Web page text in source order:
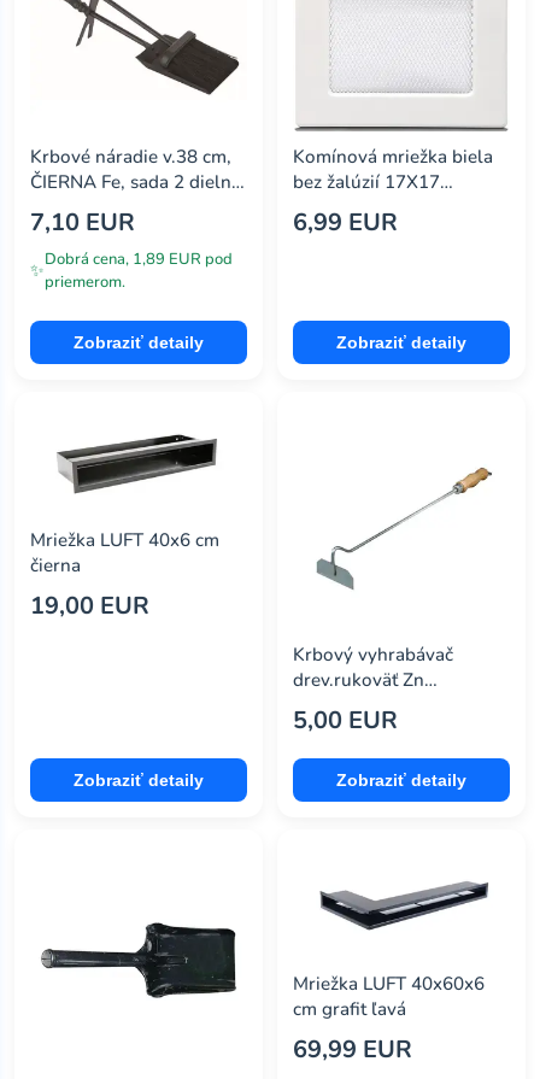
Krbové náradie v.38 cm,
ČIERNA Fe, sada 2 dielna
MA760125
7,10 EUR
✨Dobrá cena, 1,89 EUR pod
priemerom.
Zobraziť detaily
Komínová mriežka biela
bez žalúzií 17X17
4F1717OW
6,99 EUR
Zobraziť detaily
Mriežka LUFT 40x6 cm
čierna
19,00 EUR
Zobraziť detaily
Krbový vyhrabávač
drev.rukoväť Zn
MA612521
5,00 EUR
Zobraziť detaily
Mriežka LUFT 40x60x6
cm grafit ľavá
69,99 EUR